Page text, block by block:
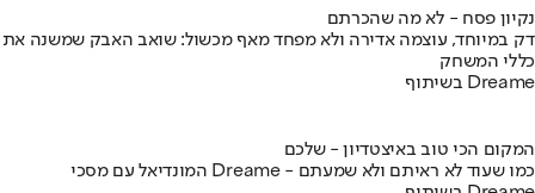
נקיון פסח - לא מה שהכרתם
דק במיוחד, עוצמה אדירה ולא מפחד מאף מכשול: שואב האבק שמשנה את
כללי המשחק
בשיתוף Dreame
המקום הכי טוב באיצטדיון - שלכם
המונדיאל עם מסכי Dreame - כמו שעוד לא ראיתם ולא שמעתם